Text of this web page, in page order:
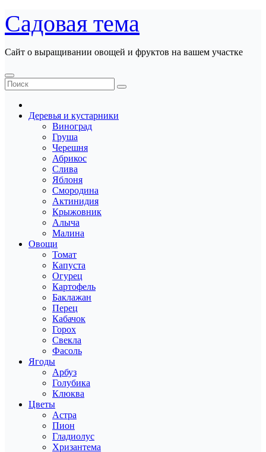
Перейти
к
содержанию
Садовая тема
Сайт о выращивании овощей и фруктов на вашем участке
Деревья и кустарники
Виноград
Груша
Черешня
Абрикос
Слива
Яблоня
Смородина
Актинидия
Крыжовник
Алыча
Малина
Овощи
Томат
Капуста
Огурец
Картофель
Баклажан
Перец
Кабачок
Горох
Свекла
Фасоль
Ягоды
Арбуз
Голубика
Клюква
Цветы
Астра
Пион
Гладиолус
Хризантема